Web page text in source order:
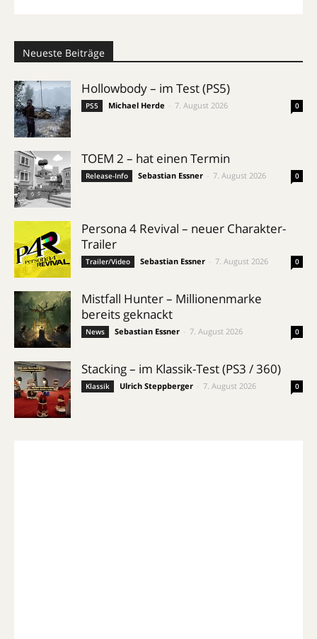
Neueste Beiträge
Hollowbody – im Test (PS5)
PS5 Michael Herde 7. August 2026 0
TOEM 2 – hat einen Termin
Release-Info Sebastian Essner 7. August 2026 0
Persona 4 Revival – neuer Charakter-
Trailer
Trailer/Video Sebastian Essner 7. August 2026 0
Mistfall Hunter – Millionenmarke
bereits geknackt
News Sebastian Essner 7. August 2026 0
Stacking – im Klassik-Test (PS3 / 360)
Klassik Ulrich Steppberger 7. August 2026 0